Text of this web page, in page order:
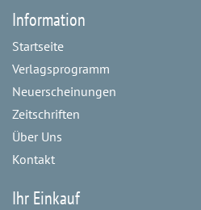
Information
Startseite
Verlagsprogramm
Neuerscheinungen
Zeitschriften
Über Uns
Kontakt
Ihr Einkauf